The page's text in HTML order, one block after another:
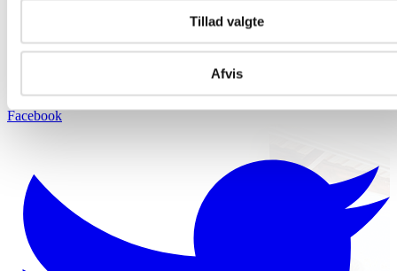
Tillad valgte
Afvis
Facebook